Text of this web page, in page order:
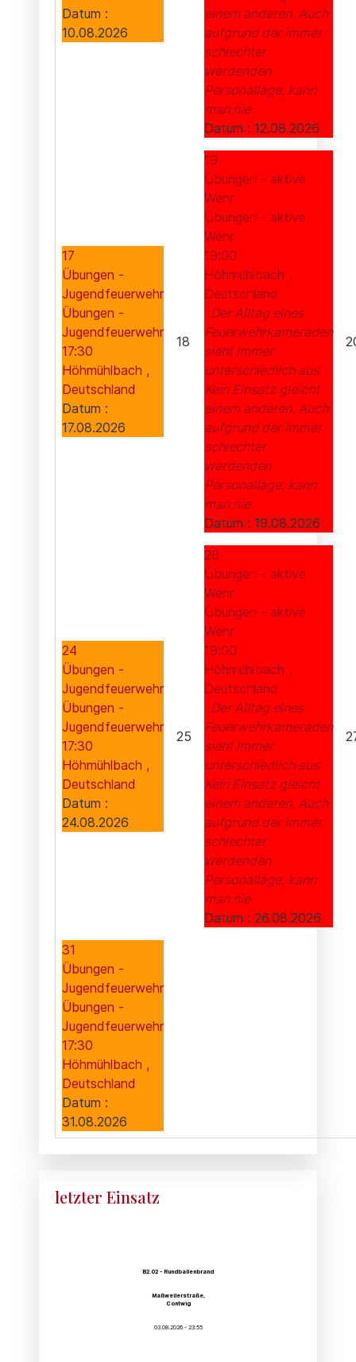
Datum :
10.08.2026
einem anderen. Auch
aufgrund der immer
schlechter
werdenden
Personallage, kann
man nie
Datum : 12.08.2026
17
Übungen -
Jugendfeuerwehr
Übungen -
Jugendfeuerwehr
17:30
Höhmühlbach ,
Deutschland
Datum :
17.08.2026
18
19
Übungen - aktive
Wehr
Übungen - aktive
Wehr
19:00
Höhmühlbach ,
Deutschland
Der Alltag eines
Feuerwehrkameraden
sieht immer
unterschiedlich aus.
Kein Einsatz gleicht
einem anderen. Auch
aufgrund der immer
schlechter
werdenden
Personallage, kann
man nie
Datum : 19.08.2026
24
Übungen -
Jugendfeuerwehr
Übungen -
Jugendfeuerwehr
17:30
Höhmühlbach ,
Deutschland
Datum :
24.08.2026
25
26
Übungen - aktive
Wehr
Übungen - aktive
Wehr
19:00
Höhmühlbach ,
Deutschland
Der Alltag eines
Feuerwehrkameraden
sieht immer
unterschiedlich aus.
Kein Einsatz gleicht
einem anderen. Auch
aufgrund der immer
schlechter
werdenden
Personallage, kann
man nie
Datum : 26.08.2026
31
Übungen -
Jugendfeuerwehr
Übungen -
Jugendfeuerwehr
17:30
Höhmühlbach ,
Deutschland
Datum :
31.08.2026
letzter Einsatz
B2.02 - Rundballenbrand
Maßweilerstraße,
Contwig
03.08.2026 - 23:55